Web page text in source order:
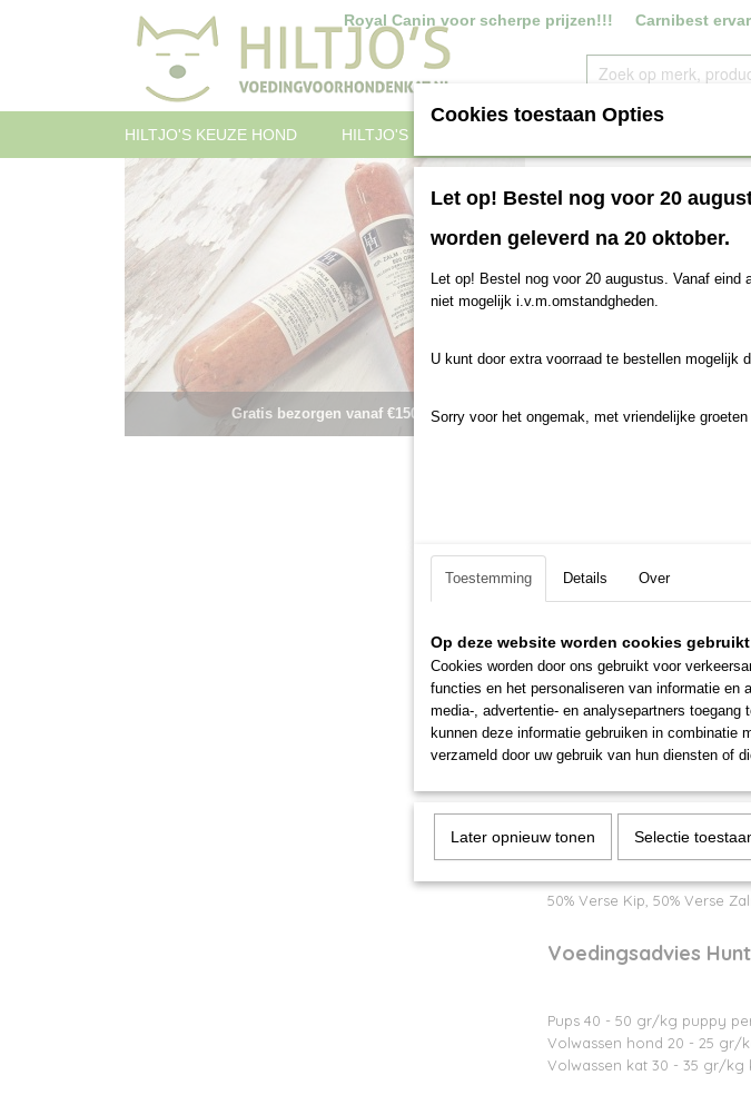
Royal Canin voor scherpe prijzen!!! Carnibest
HILTJO'S KEUZE HOND HILTJO'S KEUZE KAT
Gratis bezorgen vanaf €150
Hunters
€ 4,85 (inclusief btw 21%)
Levertijd op afspraak uit
Aantal
IN WINKELWAGEN
Hunters Home Kip-Zalm is
Zalm. Deze 100% complete
Verse Vis bevat Omega-3
hart, de darmflora, de
voeding uitermate geschikt
100% Natuurlijk en
Samenstelling
50% Verse Kip, 50% Verse
Voedingsadvies
Pups 40 - 50 gr/kg puppy
Volwassen hond 20 - 25 gr/
Volwassen kat 30 - 35 gr/kg
Cookies toestaan Opties
Let op! Bestel nog voor 20
worden geleverd na 20 oktober.
Let op! Bestel nog voor 20 augustus. Vanaf
niet mogelijk i.v.m.omstandgheden.
U kunt door extra voorraad te bestellen mogelijk
Sorry voor het ongemak, met vriendelijke
Toestemming Details Over
Op deze website worden cookies gebruikt
Cookies worden door ons gebruikt voor
functies en het personaliseren van informatie en
media-, advertentie- en analysepartners
kunnen deze informatie gebruiken in combinatie
verzameld door uw gebruik van hun diensten of
Later opnieuw tonen Selectie